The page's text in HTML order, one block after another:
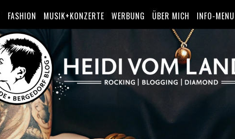
FASHION MUSIK+KONZERTE WERBUNG ÜBER MICH INFO-